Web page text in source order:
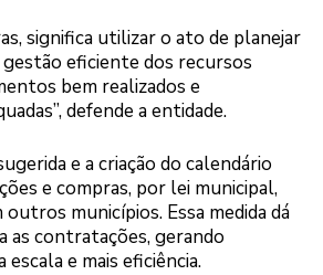
significa utilizar o ato de planejar
eficiente dos recursos
bem realizados e
defende a entidade.
e a criação do calendário
e compras, por lei municipal,
municípios. Essa medida dá
as contratações, gerando
e mais eficiência.